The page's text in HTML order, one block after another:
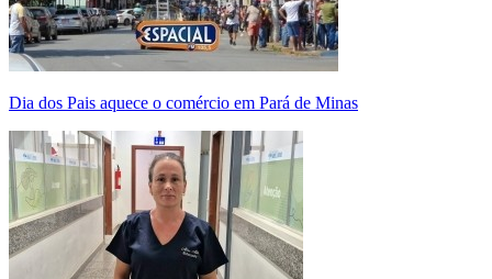
Dia dos Pais aquece o comércio em Pará de Minas